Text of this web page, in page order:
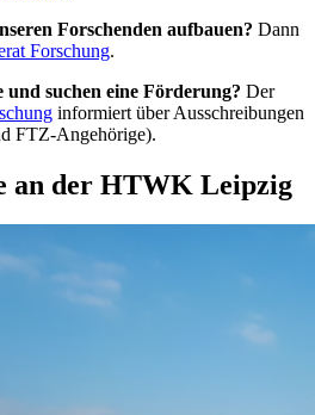
Forschenden aufbauen? Dann
Forschung.
und suchen eine Förderung? Der
informiert über Ausschreibungen
FTZ-Angehörige).
an der HTWK Leipzig